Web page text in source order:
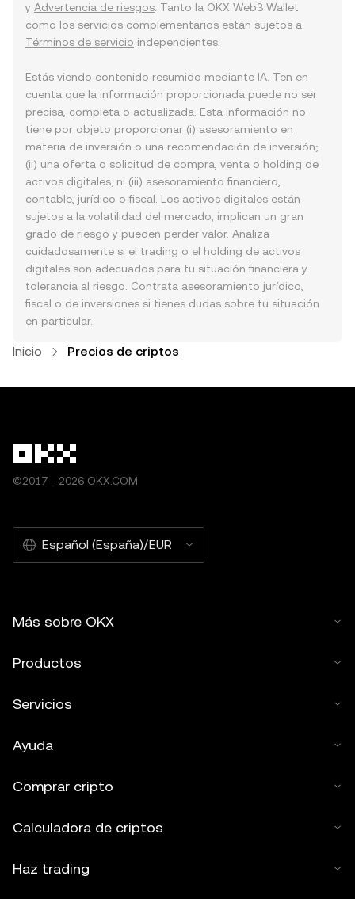
y Advertencia de riesgos . Tanto la OKX Web3 Wallet
como los servicios complementarios están sujetos a
Términos de servicio independientes.
Estás viendo contenido resumido mediante IA. Ten en
cuenta que la información proporcionada puede no ser
precisa, completa o actualizada. Esta información no
tiene por objeto proporcionar (i) asesoramiento en
materia de inversión o una recomendación de inversión;
(ii) una oferta o solicitud de compra, venta o holding de
activos digitales; ni (iii) asesoramiento financiero,
contable, jurídico o fiscal. Los activos digitales están
sujetos a la volatilidad del mercado, implican un gran
grado de riesgo y pueden perder valor. Analiza
cuidadosamente si el trading o el holding de activos
digitales son adecuados para tu situación financiera y
tolerancia al riesgo. Contrata asesoramiento jurídico,
fiscal o de inversiones si tienes dudas sobre tu situación
en particular.
Inicio Precios de criptos
©2017 - 2026 OKX.COM
Español (España)/EUR
Más sobre OKX
Productos
Servicios
Ayuda
Comprar cripto
Calculadora de criptos
Haz trading